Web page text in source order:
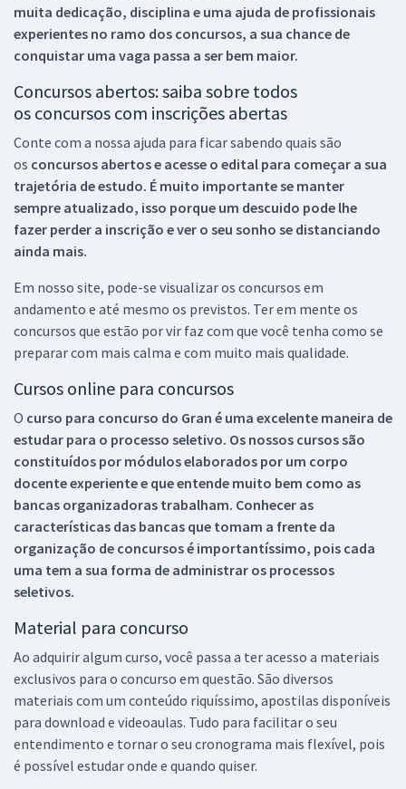
muita dedicação, disciplina e uma ajuda de profissionais
experientes no ramo dos concursos, a sua chance de
conquistar uma vaga passa a ser bem maior.
Concursos abertos: saiba sobre todos
os concursos com inscrições abertas
Conte com a nossa ajuda para ficar sabendo quais são
os concursos abertos e acesse o edital para começar a sua
trajetória de estudo. É muito importante se manter
sempre atualizado, isso porque um descuido pode lhe
fazer perder a inscrição e ver o seu sonho se distanciando
ainda mais.
Em nosso site, pode-se visualizar os concursos em
andamento e até mesmo os previstos. Ter em mente os
concursos que estão por vir faz com que você tenha como se
preparar com mais calma e com muito mais qualidade.
Cursos online para concursos
O curso para concurso do Gran é uma excelente maneira de
estudar para o processo seletivo. Os nossos cursos são
constituídos por módulos elaborados por um corpo
docente experiente e que entende muito bem como as
bancas organizadoras trabalham. Conhecer as
características das bancas que tomam a frente da
organização de concursos é importantíssimo, pois cada
uma tem a sua forma de administrar os processos
seletivos.
Material para concurso
Ao adquirir algum curso, você passa a ter acesso a materiais
exclusivos para o concurso em questão. São diversos
materiais com um conteúdo riquíssimo, apostilas disponíveis
para download e videoaulas. Tudo para facilitar o seu
entendimento e tornar o seu cronograma mais flexível, pois
é possível estudar onde e quando quiser.